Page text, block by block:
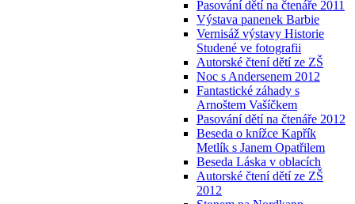
Pasování dětí na čtenáře 2011
Výstava panenek Barbie
Vernisáž výstavy Historie
Studené ve fotografii
Autorské čtení dětí ze ZŠ
Noc s Andersenem 2012
Fantastické záhady s
Arnoštem Vašíčkem
Pasování dětí na čtenáře 2012
Beseda o knížce Kapřík
Metlík s Janem Opatřilem
Beseda Láska v oblacích
Autorské čtení dětí ze ZŠ
2012